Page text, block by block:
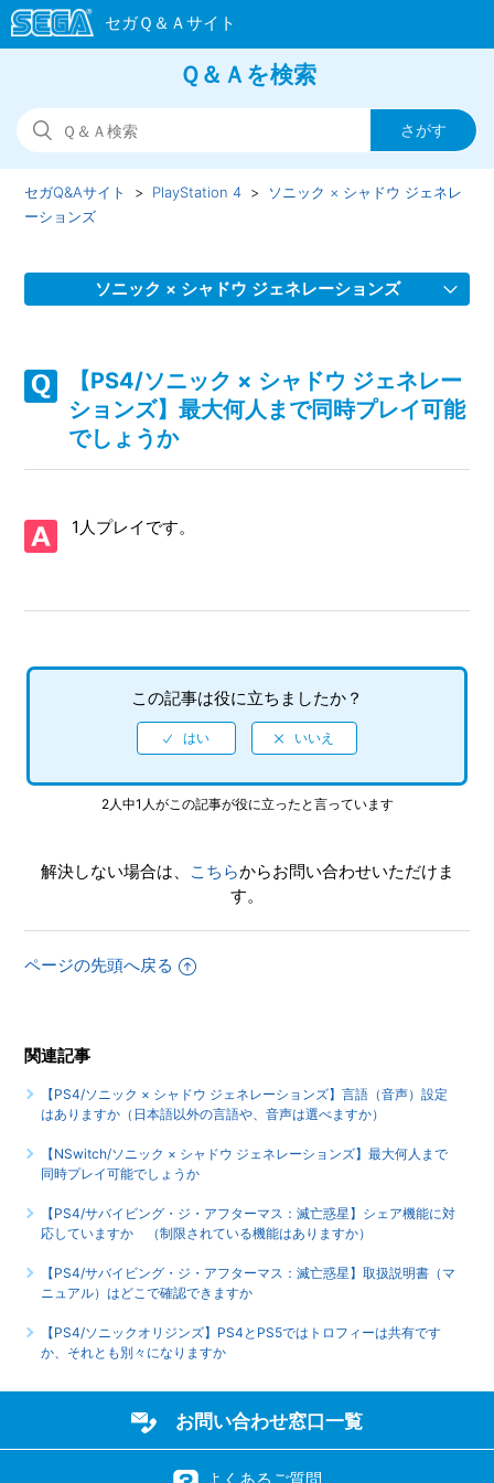
Ｑ＆Ａを検索
セガQ&Aサイト PlayStation 4
ソニック × シャドウ ジェネレ
ーションズ
ソニック × シャドウ ジェネレーションズ
ーナススキルポイント(ソニック ジェネレーションズ）」が
反映されていません
【PS4/ソニック × シャドウ ジェネレーションズ】Steam／
Epic Games Store 版の問い合わせ先はどこですか
【PS4/ソニック × シャドウ ジェネレーションズ】シェア機
能に対応していますか（制限されている機能はありますか）
PS5ではトロフィーは共有ですか、それとも別々になります
【PS4/ソニック × シャドウ ジェネレーションズ】トロフィ
ー、実績機能はありますか
定はありますか
【PS4/ソニック × シャドウ ジェネレーションズ】インター
ネットプレイで相手（他の人）が確認できる自分の（個人）
情報はありますか
ネットを使用しないと、手に入らないアイテムやコンプリー
まで同時プレイ可能でしょうか
【PS4/ソニック × シャドウ ジェネレー
ションズ】最大何人まで同時プレイ可能
でしょうか
1人プレイです。
この記事は役に立ちましたか？
2人中1人がこの記事が役に立ったと言っています
解決しない場合は、 こちらからお問い合わせいただけま
す。
ページの先頭へ戻る
関連記事
【PS4/ソニック × シャドウ ジェネレーションズ】言語（音声）設定
はありますか（日本語以外の言語や、音声は選べますか）
【NSwitch/ソニック × シャドウ ジェネレーションズ】最大何人まで
同時プレイ可能でしょうか
【PS4/サバイビング・ジ・アフターマス：滅亡惑星】シェア機能に対
応していますか （制限されている機能はありますか）
【PS4/サバイビング・ジ・アフターマス：滅亡惑星】取扱説明書（マ
ニュアル）はどこで確認できますか
【PS4/ソニックオリジンズ】PS4とPS5ではトロフィーは共有です
か、それとも別々になりますか
お問い合わせ窓口一覧